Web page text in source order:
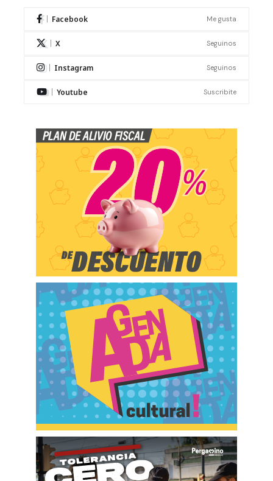
Facebook Me gusta
X Seguinos
Instagram Seguinos
Youtube Suscribite